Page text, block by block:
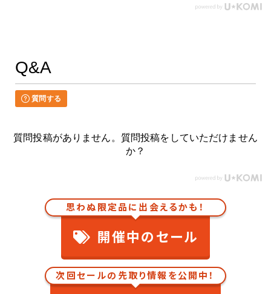
Q&A
質問する
質問投稿がありません。質問投稿をしていただけません
か？
思わぬ限定品に出会えるかも！
開催中のセール
次回セールの先取り情報を公開中！